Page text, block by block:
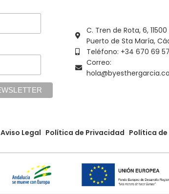
C. Tren de Rota, 6, 11500
Puerto de Sta María,
Teléfono: +34 670 69
Correo:
Aviso Legal Política de Privacidad Política de